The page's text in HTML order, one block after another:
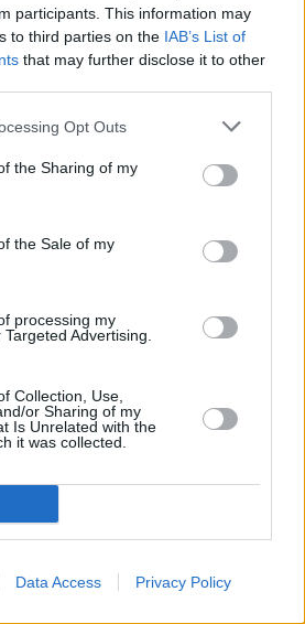
participants. This information may
to third parties on the IAB’s List of
that may further disclose it to other
Opt Outs
the Sharing of my
the Sale of my
processing my
Advertising.
Collection, Use,
or Sharing of my
Is Unrelated with the
it was collected.
Data Access Privacy Policy